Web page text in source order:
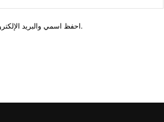
احفظ اسمي والبريد الإلكتروني وموقع الويب في هذا المتصفح للمرة الأولى التي أعلق فيها.